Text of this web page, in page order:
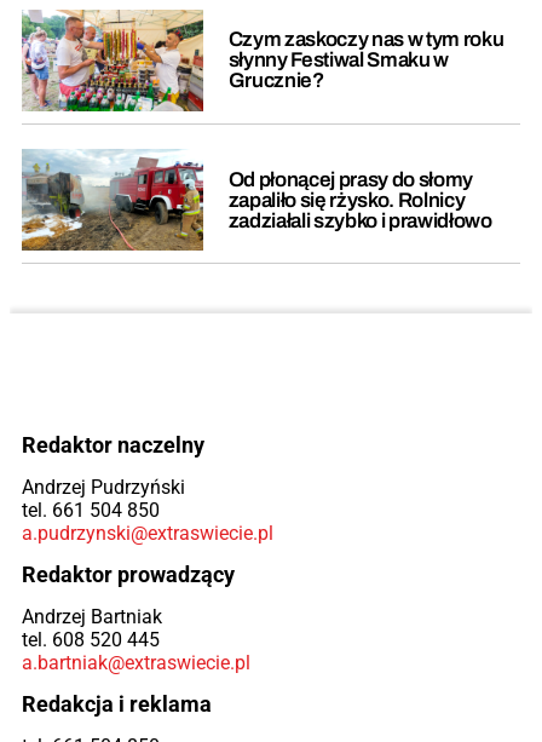
Czym zaskoczy nas w tym roku
słynny Festiwal Smaku w
Grucznie?
Od płonącej prasy do słomy
zapaliło się rżysko. Rolnicy
zadziałali szybko i prawidłowo
Redaktor naczelny
Andrzej Pudrzyński
tel. 661 504 850
a.pudrzynski@extraswiecie.pl
Redaktor prowadzący
Andrzej Bartniak
tel. 608 520 445
a.bartniak@extraswiecie.pl
Redakcja i reklama